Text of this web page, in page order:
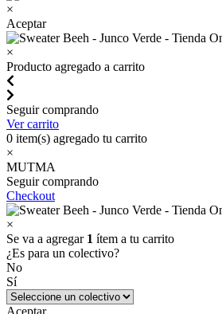
×
Aceptar
×
Producto agregado a carrito
Seguir comprando
Ver carrito
0 item(s) agregado tu carrito
×
MUTMA
Seguir comprando
Checkout
×
Se va a agregar 1 ítem a tu carrito
¿Es para un colectivo?
No
Sí
Aceptar